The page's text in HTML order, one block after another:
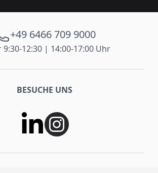
+49 6466 709 9000
9:30-12:30 | 14:00-17:00 Uhr
BESUCHE UNS